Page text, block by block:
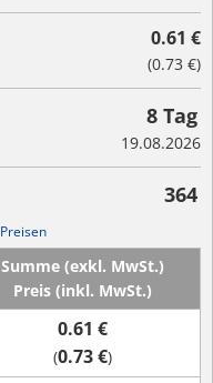
0.61 €
(0.73 €)
8 Tag
19.08.2026
364
Preisen
Summe (exkl. MwSt.)
Preis (inkl. MwSt.)
0.61 €
(0.73 €)